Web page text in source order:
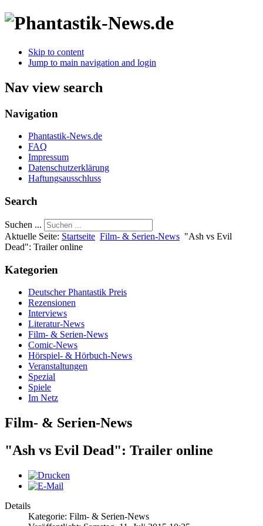
Skip to content
Jump to main navigation and login
Nav view search
Navigation
Phantastik-News.de
FAQ
Impressum
Datenschutzerklärung
Haftungsausschluss
Search
Suchen ...
Aktuelle Seite: Startseite Film- & Serien-News "Ash vs Evil
Dead": Trailer online
Kategorien
Deutscher Phantastik Preis
Rezensionen
Interviews
Literatur-News
Film- & Serien-News
Comic-News
Hörspiel- & Hörbuch-News
Veranstaltungen
Spezial
Spiele
Im Netz
Film- & Serien-News
"Ash vs Evil Dead": Trailer online
Details
Kategorie: Film- & Serien-News